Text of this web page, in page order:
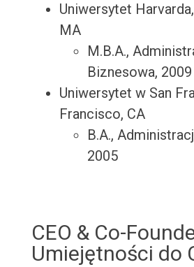
Uniwersytet
MA
M.B.A.,
Biznesowa, 2009
Uniwersytet w San
Francisco, CA
B.A.,
2005
CEO & Co-
Umiejętności do